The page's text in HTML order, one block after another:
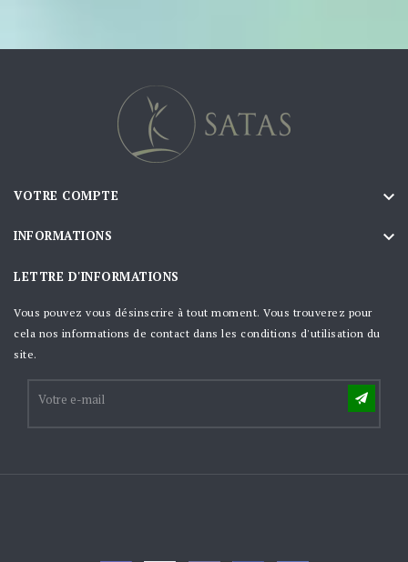
VOTRE COMPTE 
INFORMATIONS 
LETTRE D'INFORMATIONS
Vous pouvez vous désinscrire à tout moment. Vous trouverez pour
cela nos informations de contact dans les conditions d'utilisation du
site.